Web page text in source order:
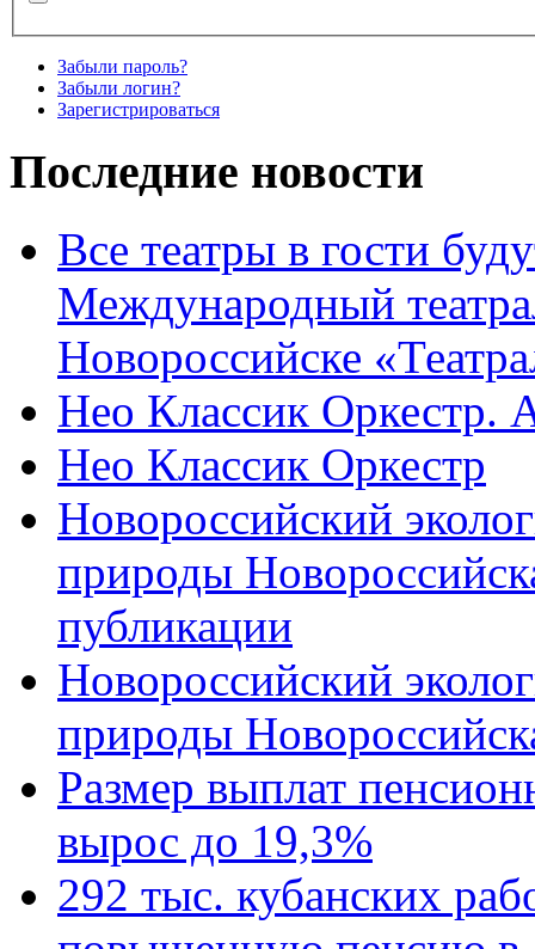
Забыли пароль?
Забыли логин?
Зарегистрироваться
Последние новости
Все театры в гости
Международный
Новороссийске
Нео Классик Оркестр.
Нео Классик Оркестр
Новороссийский
природы
публикации
Новороссийский
природы
Размер выплат
вырос до 19,3%
292 тыс. кубанских